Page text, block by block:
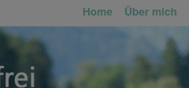
Home Über mich